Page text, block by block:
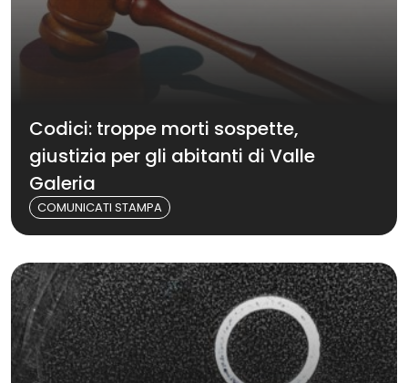
Codici: troppe morti sospette,
giustizia per gli abitanti di Valle
Galeria
COMUNICATI STAMPA